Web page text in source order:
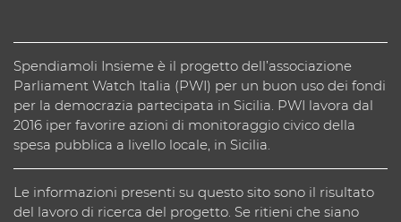
Spendiamoli Insieme è il progetto dell’associazione
Parliament Watch Italia (PWI) per un buon uso dei fondi
per la democrazia partecipata in Sicilia. PWI lavora dal
2016 iper favorire azioni di monitoraggio civico della
spesa pubblica a livello locale, in Sicilia.
Le informazioni presenti su questo sito sono il risultato
del lavoro di ricerca del progetto. Se ritieni che siano